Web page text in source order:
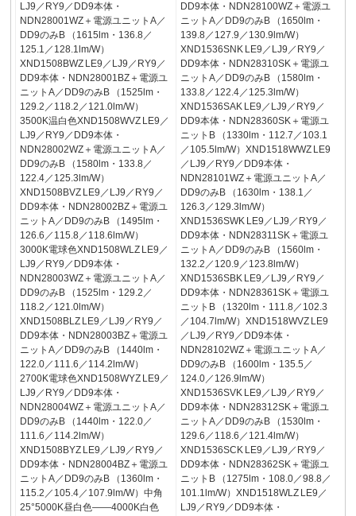
LJ9／RY9／DD9本体・
NDN28001WZ＋電源ユニットA／
DD9のみB （1615lm・136.8／
125.1／128.1lm/W）
XND1508BWZ LE9／LJ9／RY9／
DD9本体・NDN28001BZ＋電源ユ
ニットA／DD9のみB （1525lm・
129.2／118.2／121.0lm/W）
3500K温白色XND1508WVZ LE9／
LJ9／RY9／DD9本体・
NDN28002WZ＋電源ユニットA／
DD9のみB （1580lm・133.8／
122.4／125.3lm/W）
XND1508BVZ LE9／LJ9／RY9／
DD9本体・NDN28002BZ＋電源ユ
ニットA／DD9のみB （1495lm・
126.6／115.8／118.6lm/W）
3000K電球色XND1508WLZ LE9／
LJ9／RY9／DD9本体・
NDN28003WZ＋電源ユニットA／
DD9のみB （1525lm・129.2／
118.2／121.0lm/W）
XND1508BLZ LE9／LJ9／RY9／
DD9本体・NDN28003BZ＋電源ユ
ニットA／DD9のみB （1440lm・
122.0／111.6／114.2lm/W）
2700K電球色XND1508WYZ LE9／
LJ9／RY9／DD9本体・
NDN28004WZ＋電源ユニットA／
DD9のみB （1440lm・122.0／
111.6／114.2lm/W）
XND1508BYZ LE9／LJ9／RY9／
DD9本体・NDN28004BZ＋電源ユ
ニットA／DD9のみB （1360lm・
115.2／105.4／107.9lm/W）中角
25°5000K昼白色——4000K白色
DD9本体・NDN28100WZ＋電源ユ
ニットA／DD9のみB （1650lm・
139.8／127.9／130.9lm/W）
XND1536SNK LE9／LJ9／RY9／
DD9本体・NDN28310SK＋電源ユ
ニットA／DD9のみB （1580lm・
133.8／122.4／125.3lm/W）
XND1536SAK LE9／LJ9／RY9／
DD9本体・NDN28360SK＋電源ユ
ニットB （1330lm・112.7／103.1
／105.5lm/W）XND1518WWZ LE9
／LJ9／RY9／DD9本体・
NDN28101WZ＋電源ユニットA／
DD9のみB （1630lm・138.1／
126.3／129.3lm/W）
XND1536SWK LE9／LJ9／RY9／
DD9本体・NDN28311SK＋電源ユ
ニットA／DD9のみB （1560lm・
132.2／120.9／123.8lm/W）
XND1536SBK LE9／LJ9／RY9／
DD9本体・NDN28361SK＋電源ユ
ニットB （1320lm・111.8／102.3
／104.7lm/W）XND1518WVZ LE9
／LJ9／RY9／DD9本体・
NDN28102WZ＋電源ユニットA／
DD9のみB （1600lm・135.5／
124.0／126.9lm/W）
XND1536SVK LE9／LJ9／RY9／
DD9本体・NDN28312SK＋電源ユ
ニットA／DD9のみB （1530lm・
129.6／118.6／121.4lm/W）
XND1536SCK LE9／LJ9／RY9／
DD9本体・NDN28362SK＋電源ユ
ニットB （1275lm・108.0／98.8／
101.1lm/W）XND1518WLZ LE9／
LJ9／RY9／DD9本体・